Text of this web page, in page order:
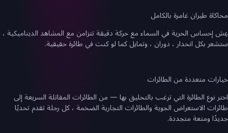
محاكاة طيران غامرة بالكامل
عِش إحساس الحرية في السماء مع حركة دقيقة تتزامن مع المشاهد الديناميكية ،
ستشعر بكل انحدار ، دوران ، وتمايل كما لو كنت في طائرة حقيقية.
خيارات متعددة من الطائرات
اختر نوع الطائرة التي ترغب بالتحليق بها — من الطائرات المقاتلة السريعة إلى
طائرات الاستعراض الجوية والطائرات التجارية الضخمة ، كل رحلة تقدم تحديًا
جديدًا ومتعة متجددة.